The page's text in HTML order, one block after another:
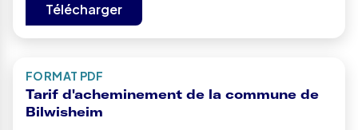
Télécharger
FORMAT PDF
Tarif d'acheminement de la commune de
Bilwisheim